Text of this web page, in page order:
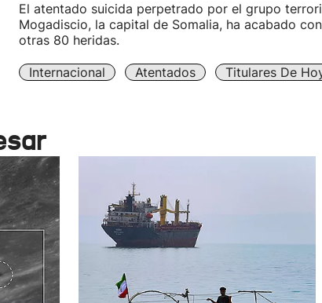
El atentado suicida perpetrado por el grupo
Mogadiscio, la capital de Somalia, ha acabado
otras 80 heridas.
Internacional Atentados Titulares De